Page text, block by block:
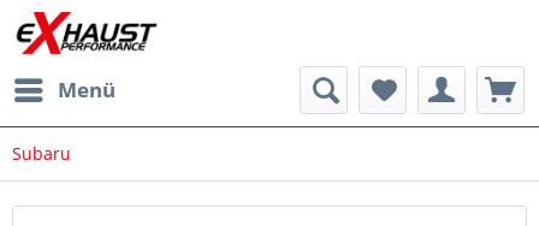
Menü
Subaru